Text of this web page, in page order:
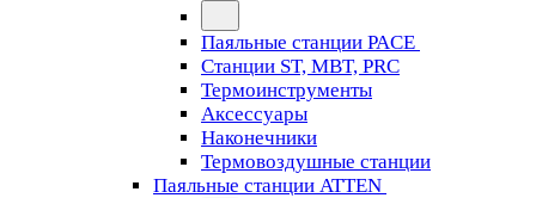
Паяльные станции PACE
Станции ST, MBT, PRC
Термоинструменты
Аксессуары
Наконечники
Термовоздушные станции
Паяльные станции ATTEN